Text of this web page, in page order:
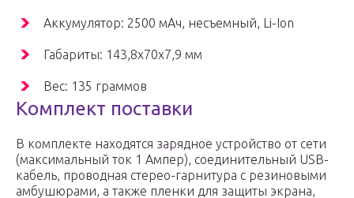
Аккумулятор: 2500 мАч, несъемный, Li-Ion
Габариты: 143,8x70x7,9 мм
Вес: 135 граммов
Комплект поставки
В комплекте находятся зарядное устройство от сети
(максимальный ток 1 Ампер), соединительный USB-
кабель, проводная стерео-гарнитура с резиновыми
амбушюрами, а также пленки для защиты экрана,